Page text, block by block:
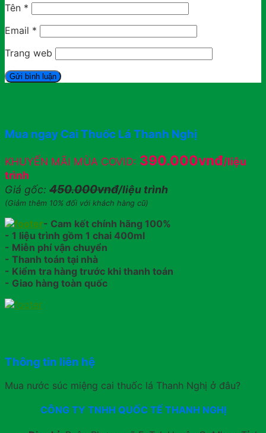
Tên *
Email *
Trang web
Mua ngay Cai Thuốc Lá Thanh Nghị
KHUYẾN MÃI MÙA COVID: 390.000vnđ/liệu
trình
Giá gốc: 450.000vnđ/liệu trình
(Giảm thêm 10% đối với khách hàng cũ)
- Cam kết chính hãng 100%
- 1 liệu trình gồm 1 chai 400ml
- Miễn phí vận chuyển
- Thanh toán tại nhà
- Kiểm tra hàng trước khi thanh toán
- Giao hàng toàn quốc
Thông tin liên hệ
Mua nước súc miệng cai thuốc lá Thanh Nghị ở đâu?
CÔNG TY TNHH QUỐC TẾ THANH NGHỊ